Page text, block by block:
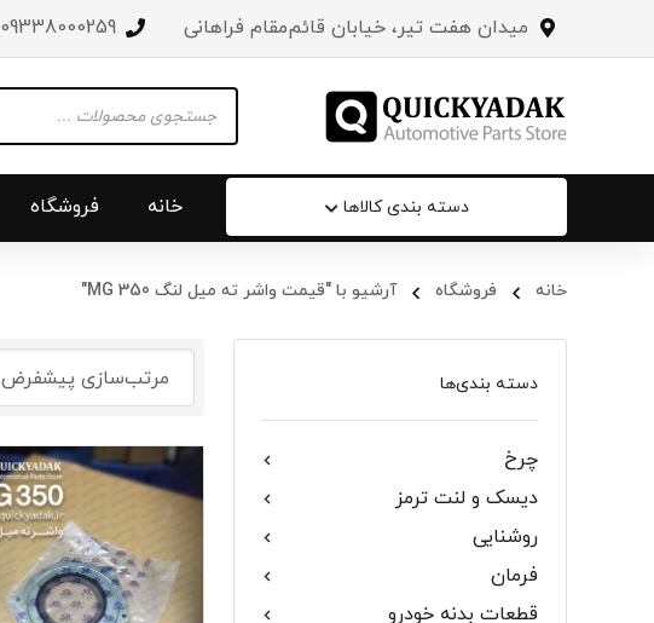
میدان هفت تیر، خیابان قائم‌مقام فراهانی 09338000259 / 02188326183
search
دسته بندی کالاها
جلو پنجره
درب خودرو
گلگیر
خانه فروشگاه
خانه فروشگاه آرشیو با "قیمت واشر ته میل لنگ MG 350"
دسته بندی‌ها
چرخ
دیسک و لنت ترمز
روشنایی
فرمان
قطعات بدنه خودرو